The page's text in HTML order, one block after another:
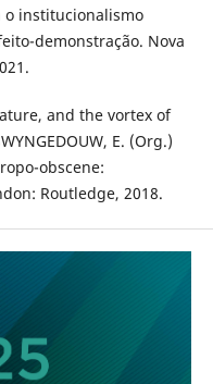
o institucionalismo
demonstração. Nova
and the vortex of
E. (Org.)
obscene:
Routledge, 2018.